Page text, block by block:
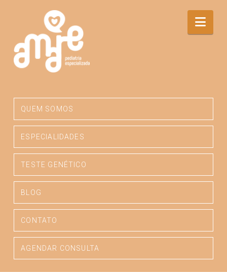
Category
Archive
QUEM SOMOS
ESPECIALIDADES
TESTE GENÉTICO
BLOG
CONTATO
AGENDAR CONSULTA